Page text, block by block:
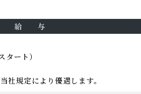
給 与
ート）
社規定により優遇します。